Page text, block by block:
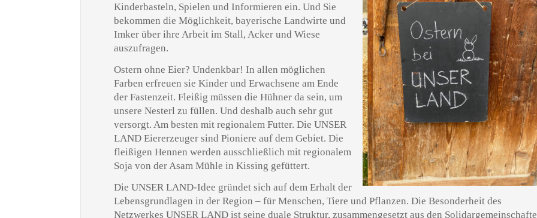
Kinderbasteln, Spielen und Informieren ein. Und Sie
bekommen die Möglichkeit, bayerische Landwirte und
Imker über ihre Arbeit im Stall, Acker und Wiese
auszufragen.
Ostern ohne Eier? Undenkbar! In allen möglichen
Farben erfreuen sie Kinder und Erwachsene am Ende
der Fastenzeit. Fleißig müssen die Hühner da sein, um
unsere Nesterl zu füllen. Und deshalb auch sehr gut
versorgt. Am besten mit regionalem Futter. Die UNSER
LAND Eiererzeuger sind Pioniere auf dem Gebiet. Die
fleißigen Hennen werden ausschließlich mit regionalem
Soja von der Asam Mühle in Kissing gefüttert.
Die UNSER LAND-Idee gründet sich auf dem Erhalt der
Lebensgrundlagen in der Region – für Menschen, Tiere und Pflanzen. Die Besonderheit des
Netzwerkes UNSER LAND ist seine duale Struktur, zusammengesetzt aus den